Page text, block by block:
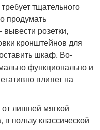
тщательного
продумать
розетки,
кронштейнов для
шкаф. Во-
функционально и
влияет на
лишней мягкой
пользу классической